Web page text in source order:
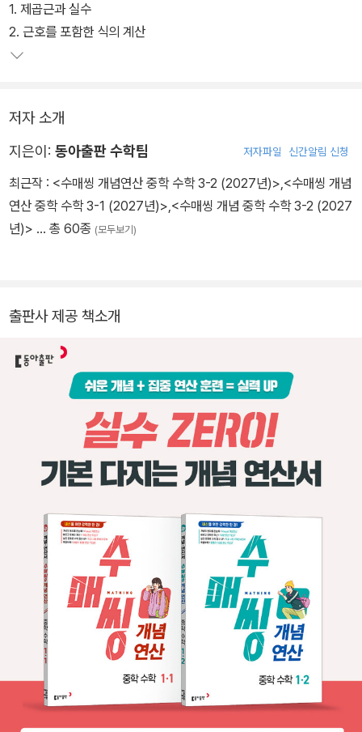
1. 제곱근과 실수
2. 근호를 포함한 식의 계산
저자 소개
지은이: 동아출판 수학팀 저자파일 신간알림 신청
최근작 : <수매씽 개념연산 중학 수학 3-2 (2027년)>,<수매씽 개념
연산 중학 수학 3-1 (2027년)>,<수매씽 개념 중학 수학 3-2 (2027
년)> … 총 60종 (모두보기)
출판사 제공 책소개